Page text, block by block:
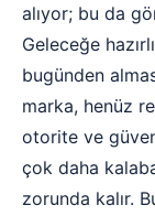
alıyor; bu da
Geleceğe
bugünden
marka, henüz
otorite ve
çok daha
zorunda kalır.